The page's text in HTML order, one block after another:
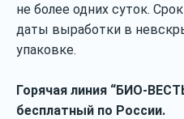
не более одних суток.
даты выработки в
упаковке.
Горячая линия “БИО-
бесплатный по России.